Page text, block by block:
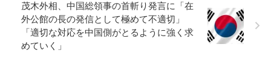
茂木外相、中国総領事の首斬り発言に「在
外公館の長の発信として極めて不適切」
「適切な対応を中国側がとるように強く求
めていく」